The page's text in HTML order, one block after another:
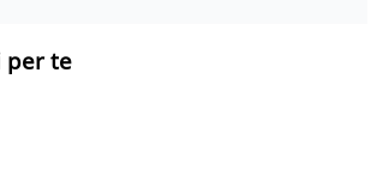
per te